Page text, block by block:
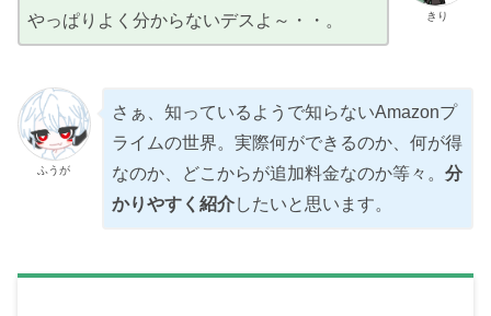
きり
やっぱりよく分からないデスよ～・・。
ふうが
さぁ、知っているようで知らないAmazonプ
ライムの世界。実際何ができるのか、何が得
なのか、どこからが追加料金なのか等々。 分
かりやすく紹介したいと思います。